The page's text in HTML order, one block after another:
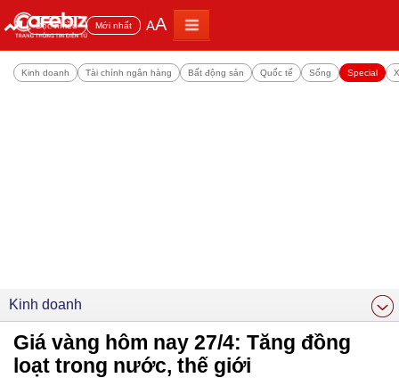
Đọc nhiều Mới nhất AA
Kinh doanh Tài chính ngân hàng Bất động sản Quốc tế Sống Special
Kinh doanh
Giá vàng hôm nay 27/4: Tăng đồng
loạt trong nước, thế giới